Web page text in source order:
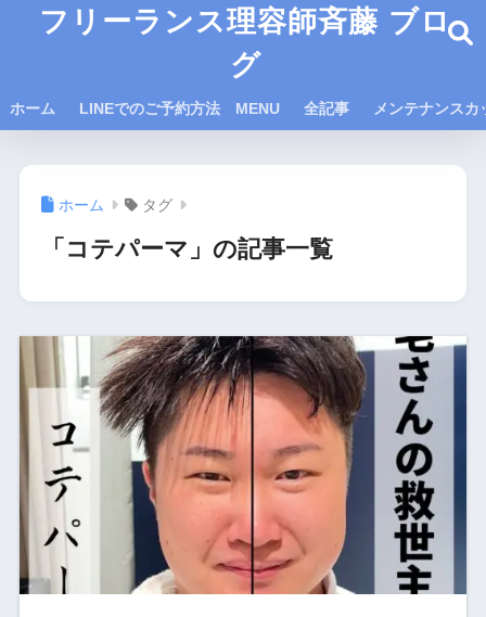
フリーランス理容師斉藤 ブロ
グ
ホーム LINEでのご予約方法 MENU 全記事 メンテナンスカ
ホーム タグ
「コテパーマ」の記事一覧